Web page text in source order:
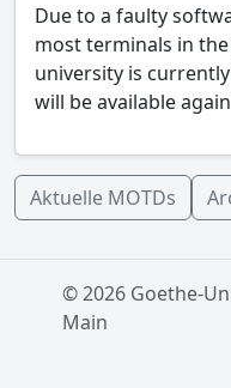
Due to a faulty
most terminals in
university is
will be available
Aktuelle MOTDs
© 2026 Goethe-
Main